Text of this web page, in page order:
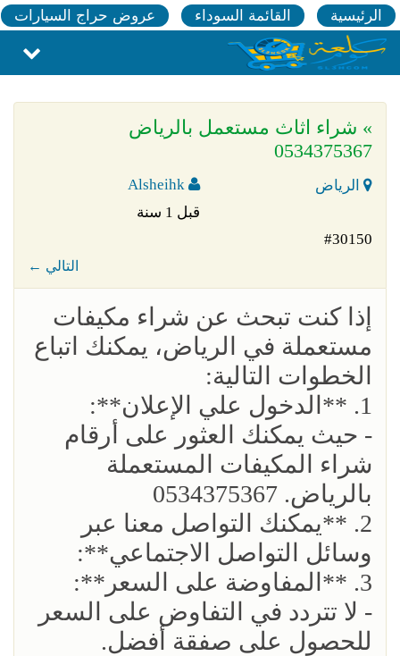
الرئيسية القائمة السوداء عروض حراج السيارات
» شراء اثاث مستعمل بالرياض
0534375367
الرياض
قبل 1 سنة
#30150
← التالي
إذا كنت تبحث عن شراء مكيفات
مستعملة في الرياض، يمكنك اتباع
الخطوات التالية:
1. **الدخول علي الإعلان**:
- حيث يمكنك العثور على أرقام
شراء المكيفات المستعملة
بالرياض. 0534375367
2. **يمكنك التواصل معنا عبر
وسائل التواصل الاجتماعي**:
3. **المفاوضة على السعر**:
- لا تتردد في التفاوض على السعر
للحصول على صفقة أفضل.